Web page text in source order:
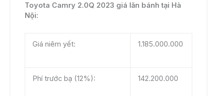
Toyota Camry 2.0Q 2023 giá lăn bánh tại Hà
Nội:
Giá niêm yết: 1.185.000.000
Phí trước bạ (12%): 142.200.000